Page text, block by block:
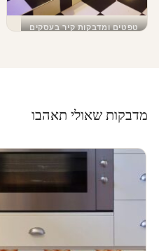
טפטים ומדבקות קיר בעסקים
מדבקות שאולי תאהבו